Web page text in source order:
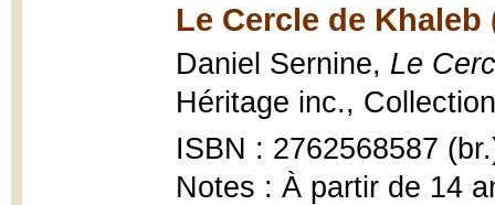
Le Cercle de Khaleb
Daniel Sernine, Le
Héritage inc.,
ISBN : 2762568587
Notes : À partir de 14